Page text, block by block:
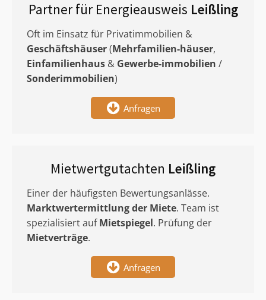
Partner für Energieausweis Leißling
Oft im Einsatz für Privatimmobilien &
Geschäftshäuser(Mehrfamilien-häuser,
Einfamilienhaus & Gewerbe-immobilien /
Sonderimmobilien)
Anfragen
Mietwertgutachten Leißling
Einer der häufigsten Bewertungsanlässe.
Marktwertermittlungder Miete. Team ist
spezialisiert aufMietspiegel. Prüfung der
Mietverträge.
Anfragen